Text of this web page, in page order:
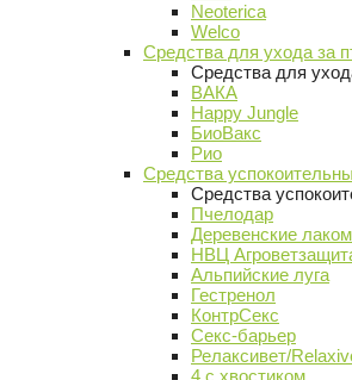
Neoterica
Welco
Средства для ухода за
Средства для
ВАКА
Happy Jungle
БиоВакс
Рио
Средства
Средства
Пчелодар
Деревенские
НВЦ
Альпийские луга
Гестренол
КонтрСекс
Секс-барьер
Релаксивет/
4 с хвостиком